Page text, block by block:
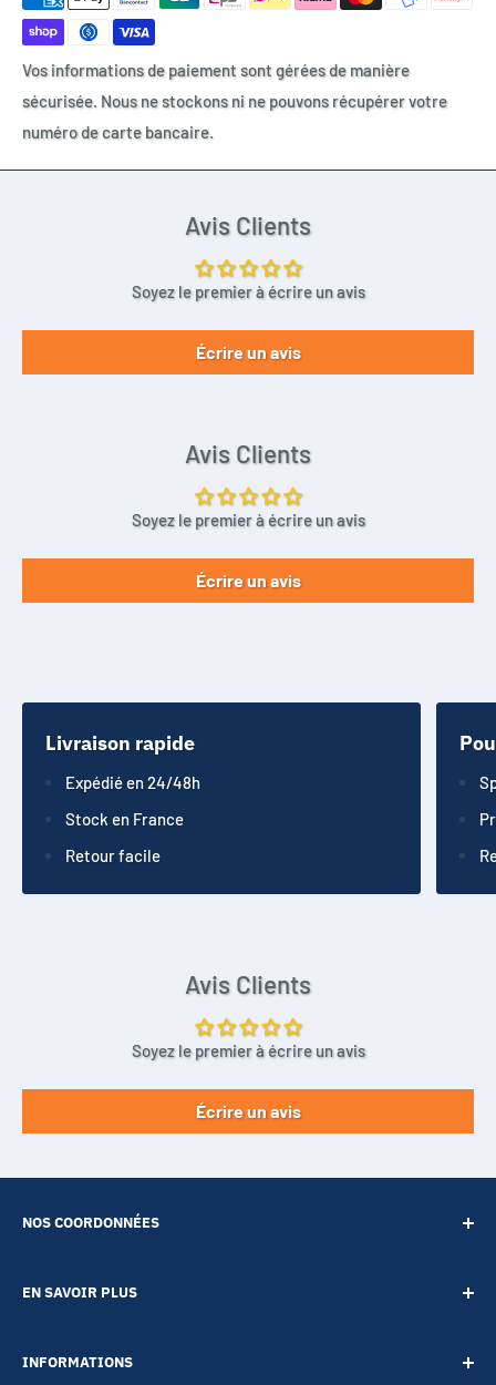
Vos informations de paiement sont gérées de manière
sécurisée. Nous ne stockons ni ne pouvons récupérer votre
numéro de carte bancaire.
Avis Clients
Soyez le premier à écrire un avis
Écrire un avis
Avis Clients
Soyez le premier à écrire un avis
Écrire un avis
Livraison rapide
Expédié en 24/48h
Stock en France
Retour facile
Avis Clients
Soyez le premier à écrire un avis
Écrire un avis
NOS COORDONNÉES
EN SAVOIR PLUS
A propos
INFORMATIONS